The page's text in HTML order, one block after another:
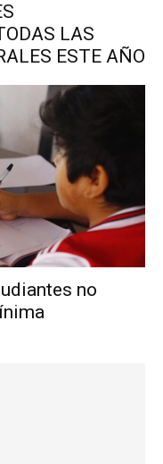
LAS
ESTE AÑO
no